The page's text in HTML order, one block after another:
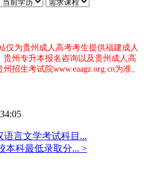
仅为贵州成人高考考生提供福建成人
州专升本报名咨询以及贵州成人高
招生考试院www.eaagz.org.cn为准。
语言文学考试科目...
本科最低录取分... >